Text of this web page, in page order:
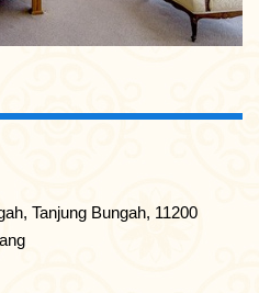
Tanjung Bungah, 11200